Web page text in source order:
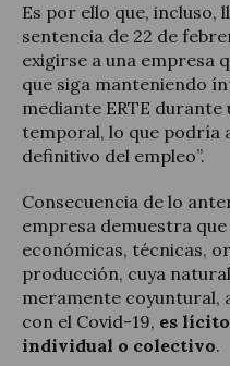
Es por ello que, incluso,
sentencia de 22 de
exigirse a una empresa
que siga manteniendo
mediante ERTE
temporal, lo que podría
definitivo del empleo”.
Consecuencia de lo
empresa demuestra
económicas, técnicas,
producción, cuya
meramente coyuntural,
con el Covid-19, es
individual o colectivo.